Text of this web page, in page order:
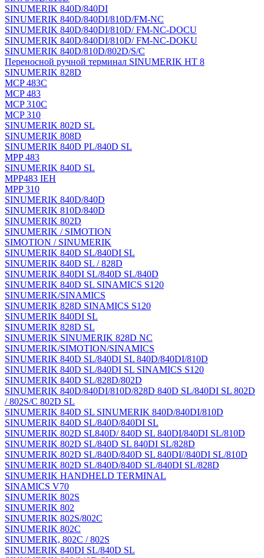
SINUMERIK 840D/840DI
SINUMERIK 840D/840DI/810D/FM-NC
SINUMERIK 840D/840DI/810D/ FM-NC-DOCU
SINUMERIK 840D/840DI/810D/ FM-NC-DOKU
SINUMERIK 840D/810D/802D/S/C
Переносной ручной терминал SINUMERIK HT 8
SINUMERIK 828D
MCP 483C
MCP 483
MCP 310C
MCP 310
SINUMERIK 802D SL
SINUMERIK 808D
SINUMERIK 840D PL/840D SL
MPP 483
SINUMERIK 840D SL
MPP483 IEH
MPP 310
SINUMERIK 840D/840D
SINUMERIK 810D/840D
SINUMERIK 802D
SINUMERIK / SIMOTION
SIMOTION / SINUMERIK
SINUMERIK 840D SL/840DI SL
SINUMERIK 840D SL / 828D
SINUMERIK 840DI SL/840D SL/840D
SINUMERIK 840D SL SINAMICS S120
SINUMERIK/SINAMICS
SINUMERIK 828D SINAMICS S120
SINUMERIK 840DI SL
SINUMERIK 828D SL
SINUMERIK SINUMERIK 828D NC
SINUMERIK/SIMOTION/SINAMICS
SINUMERIK 840D SL/840DI SL 840D/840DI/810D
SINUMERIK 840D SL/840DI SL SINAMICS S120
SINUMERIK 840D SL/828D/802D
SINUMERIK 840D/840DI/810D/828D 840D SL/840DI SL 802D
/ 802S/C 802D SL
SINUMERIK 840D SL SINUMERIK 840D/840DI/810D
SINUMERIK 840D SL/840D/840DI SL
SINUMERIK 802D SL840D/ 840D SL 840DI/840DI SL/810D
SINUMERIK 802D SL/840D SL 840DI SL/828D
SINUMERIK 802D SL/840D/840D SL 840DI//840DI SL/810D
SINUMERIK 802D SL/840D/840D SL/840DI SL/828D
SINUMERIK HANDHELD TERMINAL
SINAMICS V70
SINUMERIK 802S
SINUMERIK 802
SINUMERIK 802S/802C
SINUMERIK 802C
SINUMERIK, 802C / 802S
SINUMERIK 840DI SL/840D SL